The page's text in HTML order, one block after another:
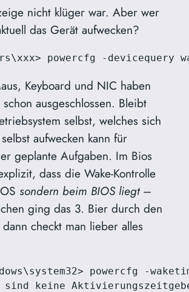
nicht klüger war. Aber wer
das Gerät aufwecken?
Keyboard und NIC haben
ausgeschlossen. Bleibt
selbst, welches sich
aufwecken kann für
geplante Aufgaben. Im Bios
dass die Wake-Kontrolle
sondern beim BIOS liegt–
ging das 3. Bier durch den
checkt man lieber alles
powercfg -
sind keine